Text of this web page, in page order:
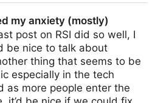
my anxiety (mostly)
post on RSI did so well, I
be nice to talk about
thing that seems to be
especially in the tech
as more people enter the